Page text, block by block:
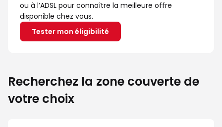
ou à l’ADSL pour connaître la meilleure offre
disponible chez vous.
Tester mon éligibilité
Recherchez la zone couverte de
votre choix